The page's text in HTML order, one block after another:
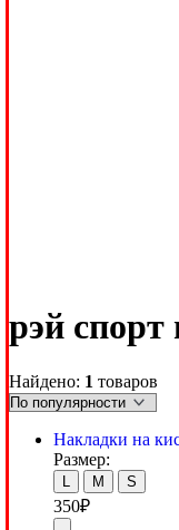
рэй спорт
Найдено: 1 товаров
Накладки на
Размер:
M S
350₽